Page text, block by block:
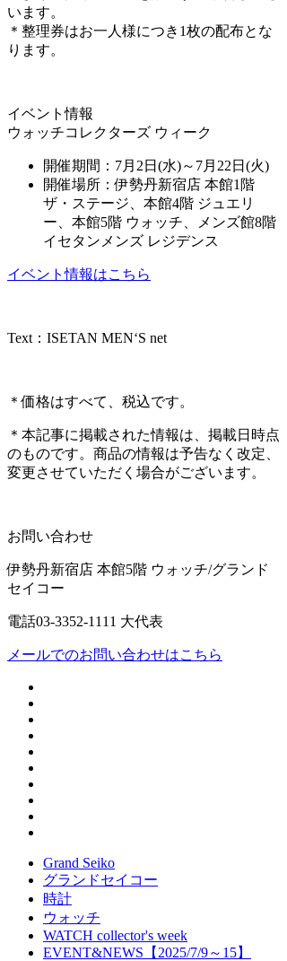
います。
＊整理券はお一人様につき1枚の配布とな
ります。
イベント情報
ウォッチコレクターズ ウィーク
開催期間：7月2日(水)～7月22日(火)
開催場所：伊勢丹新宿店 本館1階
ザ・ステージ、本館4階 ジュエリ
ー、本館5階 ウォッチ、メンズ館8階
イセタンメンズ レジデンス
イベント情報はこちら
Text：ISETAN MEN‘S net
＊価格はすべて、税込です。
＊本記事に掲載された情報は、掲載日時点
のものです。商品の情報は予告なく改定、
変更させていただく場合がございます。
お問い合わせ
伊勢丹新宿店 本館5階 ウォッチ/グランド
セイコー
電話03-3352-1111 大代表
メールでのお問い合わせはこちら
Grand Seiko
グランドセイコー
時計
ウォッチ
WATCH collector's week
EVENT&NEWS【2025/7/9～15】